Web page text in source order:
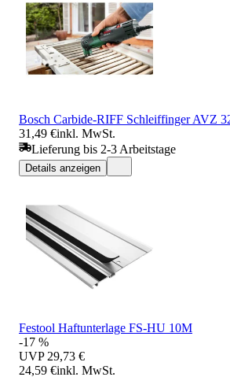
Bosch Carbide-RIFF Schleiffinger AVZ
31,49 €inkl. MwSt.
Lieferung bis 2-3 Arbeitstage
Details anzeigen
Festool Haftunterlage FS-HU 10M
-17 %
UVP 29,73 €
24,59 €inkl. MwSt.